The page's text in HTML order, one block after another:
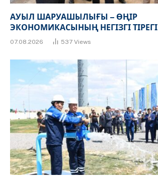
АУЫЛ ШАРУАШЫЛЫҒЫ – ӨҢІР
ЭКОНОМИКАСЫНЫҢ НЕГІЗГІ ТІРЕГІ
07.08.2026 537 Views